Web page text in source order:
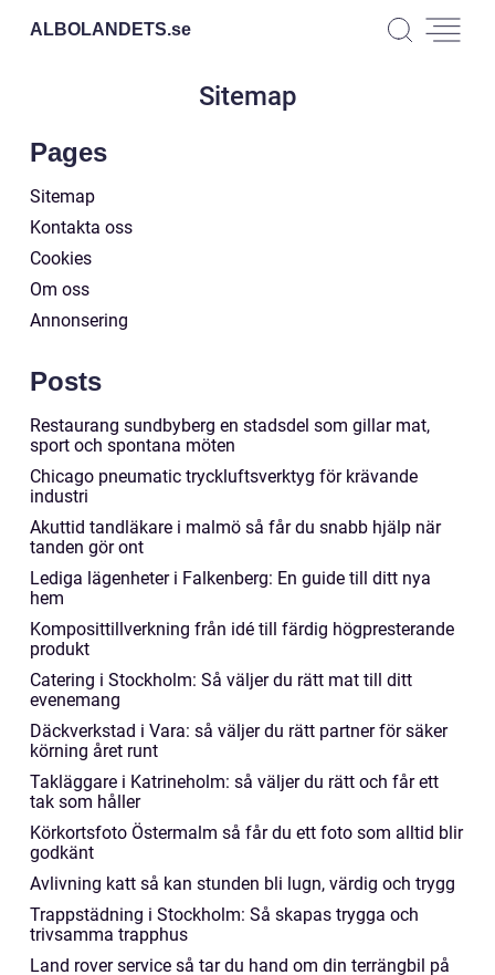
ALBOLANDETS.se
Sitemap
Pages
Sitemap
Kontakta oss
Cookies
Om oss
Annonsering
Posts
Restaurang sundbyberg en stadsdel som gillar mat,
sport och spontana möten
Chicago pneumatic tryckluftsverktyg för krävande
industri
Akuttid tandläkare i malmö så får du snabb hjälp när
tanden gör ont
Lediga lägenheter i Falkenberg: En guide till ditt nya
hem
Komposittillverkning från idé till färdig högpresterande
produkt
Catering i Stockholm: Så väljer du rätt mat till ditt
evenemang
Däckverkstad i Vara: så väljer du rätt partner för säker
körning året runt
Takläggare i Katrineholm: så väljer du rätt och får ett
tak som håller
Körkortsfoto Östermalm så får du ett foto som alltid blir
godkänt
Avlivning katt så kan stunden bli lugn, värdig och trygg
Trappstädning i Stockholm: Så skapas trygga och
trivsamma trapphus
Land rover service så tar du hand om din terrängbil på